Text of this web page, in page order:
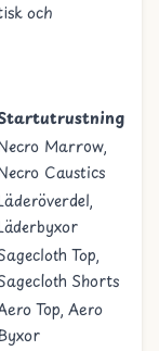
och
Marrow,
Caustics
,
Top,
Shorts
Top, Aero